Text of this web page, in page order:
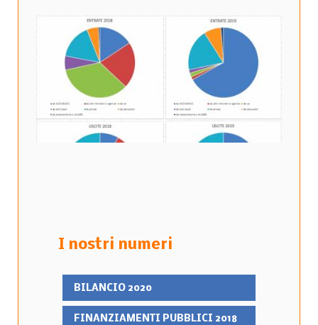
I nostri numeri
BILANCIO 2020
FINANZIAMENTI PUBBLICI 2018